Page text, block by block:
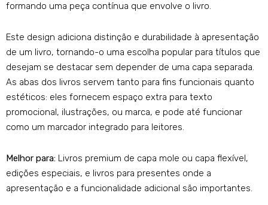
formando uma peça contínua que envolve o livro.
Este design adiciona distinção e durabilidade à apresentação
de um livro, tornando-o uma escolha popular para títulos que
desejam se destacar sem depender de uma capa separada.
As abas dos livros servem tanto para fins funcionais quanto
estéticos: eles fornecem espaço extra para texto
promocional, ilustrações, ou marca, e pode até funcionar
como um marcador integrado para leitores.
Melhor para: Livros premium de capa mole ou capa flexível,
edições especiais, e livros para presentes onde a
apresentação e a funcionalidade adicional são importantes.